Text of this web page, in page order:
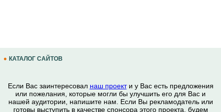
КАТАЛОГ САЙТОВ
Если Вас заинтересовал наш проекти у Вас есть предложения
или пожелания, которые могли бы улучшить его для Вас и
нашей аудитории, напишите нам. Если Вы рекламодатель или
готовы выступить в качестве спонсора этого проекта, будем